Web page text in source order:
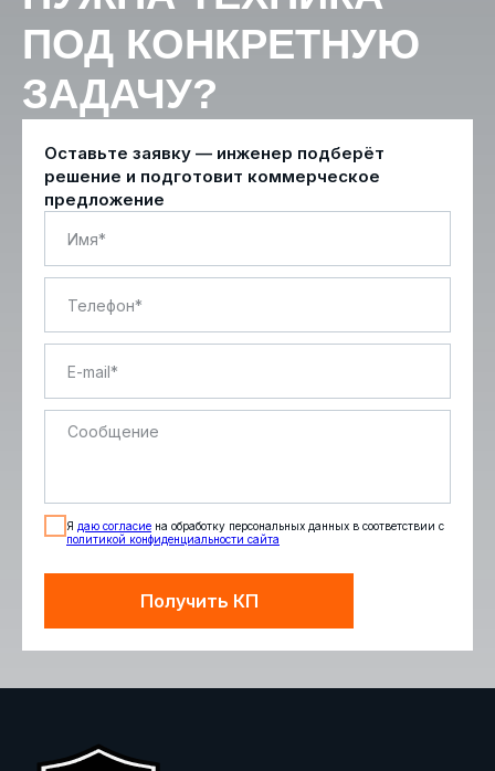
ПОД КОНКРЕТНУЮ
ЗАДАЧУ?
Оставьте заявку — инженер подберёт
решение и подготовит коммерческое
предложение
Я даю согласие на обработку персональных данных в соответствии с
политикой конфиденциальности сайта
Получить КП